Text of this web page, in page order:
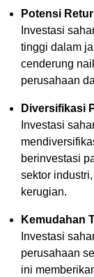
Potensi
Investasi
tinggi dalam
cenderung
perusahaan
Diversifikasi
Investasi
berinvestasi
sektor
kerugian.
Kemudahan
Investasi
perusahaan
ini